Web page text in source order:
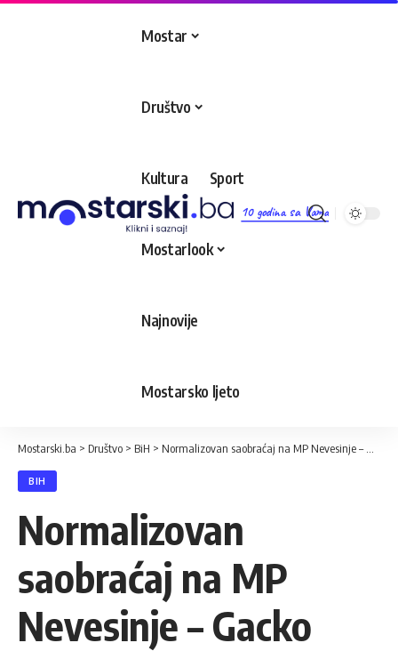
10 godina sa Vama
Mostar
Društvo
Kultura Sport
Mostarlook
Najnovije
Mostarsko ljeto
Mostarski.ba > Društvo > BiH > Normalizovan saobraćaj na MP Nevesinje – Gacko
BIH
Normalizovan
saobraćaj na MP
Nevesinje – Gacko